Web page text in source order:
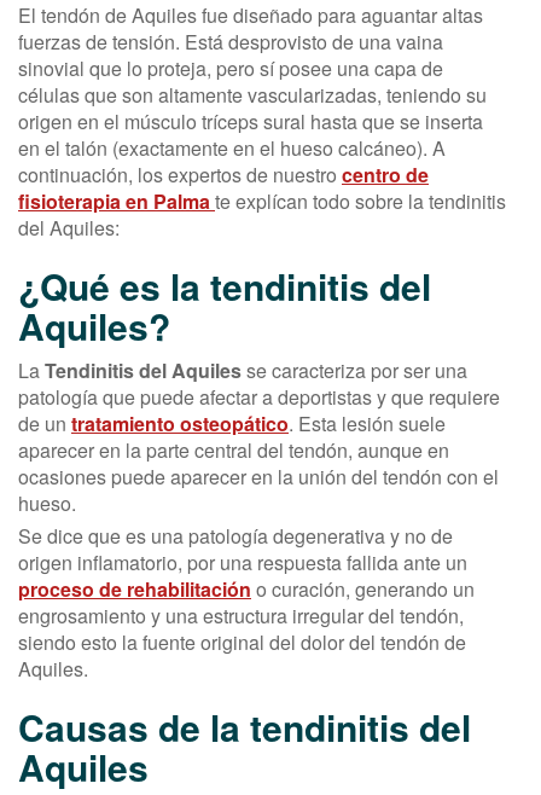
El tendón de Aquiles fue diseñado para aguantar altas
fuerzas de tensión. Está desprovisto de una vaina
sinovial que lo proteja, pero sí posee una capa de
células que son altamente vascularizadas, teniendo su
origen en el músculo tríceps sural hasta que se inserta
en el talón (exactamente en el hueso calcáneo). A
continuación, los expertos de nuestro centro de
fisioterapia en Palmate explícan todo sobre la tendinitis
del Aquiles:
¿Qué es la tendinitis del
Aquiles?
LaTendinitis del Aquilesse caracteriza por ser una
patología que puede afectar a deportistas y que requiere
de un tratamiento osteopático. Esta lesión suele
aparecer en la parte central del tendón, aunque en
ocasiones puede aparecer en la unión del tendón con el
hueso.
Se dice que es una patología degenerativa y no de
origen inflamatorio, por una respuesta fallida ante un
proceso de rehabilitación o curación, generando un
engrosamiento y una estructura irregular del tendón,
siendo esto la fuente original del dolor del tendón de
Aquiles.
Causas de la tendinitis del
Aquiles